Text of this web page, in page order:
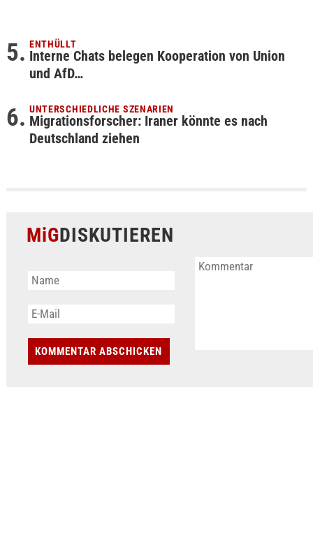
ENTHÜLLT
Interne Chats belegen Kooperation von Union
und AfD…
UNTERSCHIEDLICHE SZENARIEN
Migrationsforscher: Iraner könnte es nach
Deutschland ziehen
MiGDISKUTIEREN